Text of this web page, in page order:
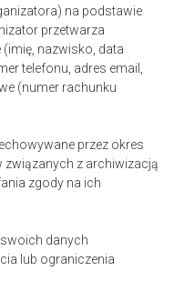
na podstawie
przetwarza
(imię, nazwisko, data
telefonu, adres email,
(numer rachunku
przez okres
związanych z archiwizacją
zgody na ich
danych
lub ograniczenia